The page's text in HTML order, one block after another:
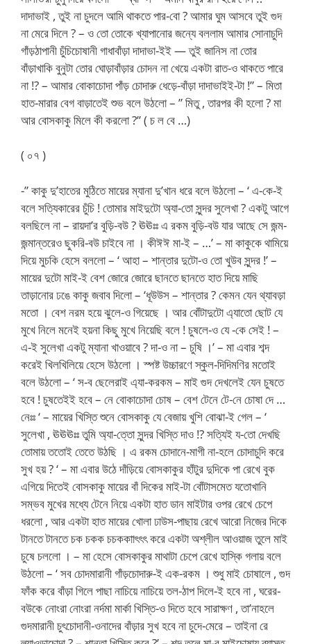
দাদাভাই , তুই না চুদলে আমি থাকতে পার-বো ? আমার ঘুম আসবে তুই গুদ
না মেরে দিলে ? – ও তো তোকে খ্যাপানোর জন্যে বললাম আমার সোনাচুদি
গাঁড়ঠাপানী চুঁচিচোষানী গাধাবাঁড়া দাদাভা-ইই — তুই জানিস না তোর
বাঁড়াখাকি বুনুটা তোর ঘোড়াবাঁড়ার চোদন না খেয়ে একটা রাত-ও থাকতে পারে
না !? – আমার বোকাচোদা পাঁড় চোদারু ধেড়ে-বাঁড়া দাদাভাইই-টা !” – মিতা
হাত-মারার বেগ বাড়াতেই শুভ বলে উঠলো – ” মিতু , তারপর কী হলো ? মা
আর বোসকাকু মিলে কী করলো ?” ( চ ল বে …‌)
( ০৭ )
-” কাকু দু’হাতের মুঠিতে মায়ের ম্যানা দু’খান ধরে বলে উঠলো – ‘ এ-কে-ই
বলে সত্যিকারের চুঁচি ! তোমার মাইদুটো অ্যা-তো সুন্দর সুলেখা ? একটু আগে
বলছিলে না – রায়দা’র বুড়ি-বউ ? ঊঊঃঃ এ রকম বুড়ি-বউ যার আছে সে জন্ম-
জন্মান্তরেও ছুকরি-বউ চাইবে না । কীঈঈ মা-ই – …’ – মা কাকুকে থামিয়ে
দিয়ে মুচকি হেসে বললো – ‘ আহা – শান্তার দুটো-ও তো খুউব সুন্দর !’ –
মায়ের দুটো মাই-ই বেশ জোরে জোরে ছানতে ছানতে হাত দিয়ে মাছি
তাড়ানোর ঢঙে কাকু জবাব দিলো – ‘ধূউউস – শান্তার ? কেমন যেন থ্যাবড়া
মতো । বেশ নরম হয়ে ঝুলে-ও গিয়েছে । আর বোঁটাদুটো এ্যাতো ছোট যে
মুখে নিলে মনেই হয়না কিছু মুখে নিয়েছি বলে ! চুষলে-ও যে -কে সেই ! –
এ-ই সুলেখা একটু ম্যানা খাওয়াবে ? দা-ও না – চুষি ।’ – মা এবার শব্দ
করেই খিলখিলিয়ে হেসে উঠলো । স্পষ্ট উচ্চারণে স্কুল-দিদিমণির মতোই
বলে উঠলো – ‘ স-ব ছেলেরাই এ্যা-করকম – মাই গুদ দেখলেই যেন চুষতে
হবে ! চুষতেইই হবে – নে বোকাচোদা চোষ – বেশ টেনে টে-নে চোষা দে …
নেঃঃ ‘ – মায়ের খিস্তি শুনে বোসকাকু যে বেজায় খুশি বোঝা-ই গেল – ‘
সুলেখা , ঊঊঊঃঃ তুমি অ্যা-ত্তো সুন্দর খিস্তি দাও !? সত্যিই য-তো দেখছি
তোমায় ততোই তেতে উঠছি । এ রকম চোদানে-মাগী না-হলে চোদাচুদি করে
সুখ হয় ? ‘ – মা এবার উঠে দাঁড়িয়ে বোসকাকুর হাঁটুর দুদিকে পা রেখে বুক
এগিয়ে দিতেই বোসকাকু মায়ের বাঁ দিকের মাই-টা বোঁটাসমেত যতোখানি
সম্ভব মুখের মধ্যে টেনে নিয়ে একটা হাত ডান মাইটার ওপর রেখে চেপে
ধরলো , আর একটা হাত মায়ের খোলা ঢাউস-পাছায় রেখে আরো নিজের দিকে
টানতে টানতে চক চকক চচককাাৎৎৎ করে একটা অশ্লীল আওয়াজ তুলে মাই
চুষে চললো । – মা হেসে বোসকাকুর মাথাটা চেপে রেখে হাস্কি গলায় বলে
উঠলো – ‘ সব চোদমারানী গাঁড়চোদারু-ই এক-রকম । শুধু মাই চোষালে , গুদ
ফাঁক করে বাঁড়া গিলে পাছা নাচিয়ে নাচিয়ে তল-ঠাপ দিলে-ই হবে না , ঘরের-
বউকে নোংরা নোংরা নর্দমা মার্কা খিস্তি-ও দিতে হবে সারাক্ষণ , তা’নাহলে
গুদমারানী চুৎচোদানী-ওনাদের বাঁড়ার সুখ হবে না চুদে-মেরে – তাইনা রে